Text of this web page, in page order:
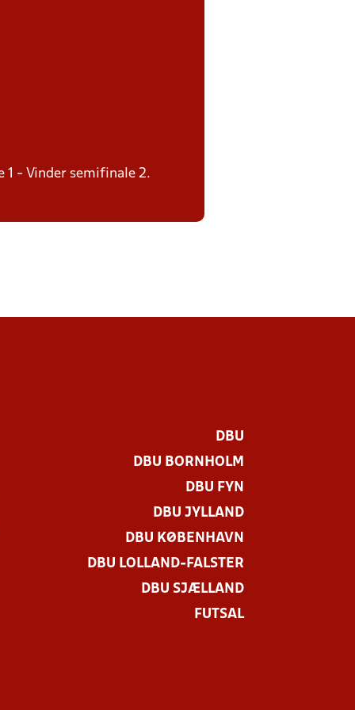
1 - Vinder semifinale 2.
DBU
DBU BORNHOLM
DBU FYN
DBU JYLLAND
DBU KØBENHAVN
DBU LOLLAND-FALSTER
DBU SJÆLLAND
FUTSAL